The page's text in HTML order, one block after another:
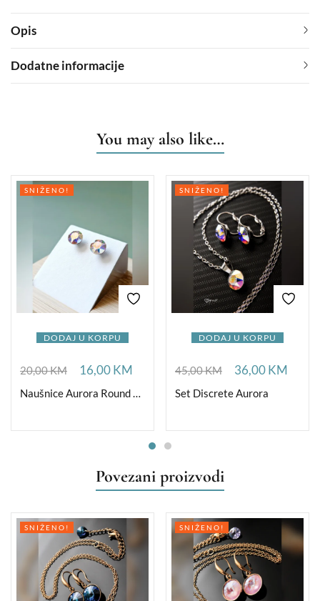
Opis
Dodatne informacije
You may also like…
DODAJ U KORPU
SNIŽENO!
20,00KM 16,00KM
Naušnice Aurora Round Medium
DODAJ U KORPU
SNIŽENO!
45,00KM 36,00KM
Set Discrete Aurora
Povezani proizvodi
SNIŽENO! SNIŽENO!